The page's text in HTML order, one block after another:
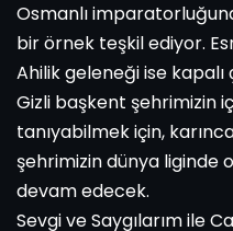
Osmanlı
bir örnek teşkil ediyor.
Ahilik geleneği ise kapalı
Gizli başkent şehrimizin
tanıyabilmek için,
şehrimizin dünya liginde
devam edecek.
Sevgi ve Saygılarım ile